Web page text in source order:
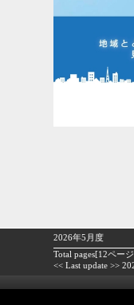
2026年5月度
Total pages[12ペー
<< Last update >>